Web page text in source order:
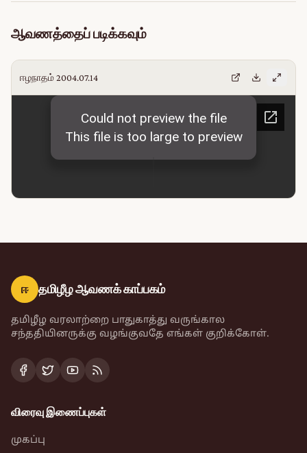
ஆவணத்தைப் படிக்கவும்
ஈழநாதம் 2004.07.14
ஈ தமிழீழ ஆவணக் காப்பகம்
தமிழீழ வரலாற்றை பாதுகாத்து வருங்கால
சந்ததியினருக்கு வழங்குவதே எங்கள் குறிக்கோள்.
விரைவு இணைப்புகள்
முகப்பு